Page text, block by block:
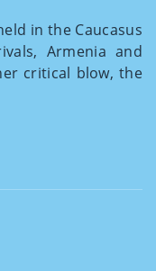
in the Caucasus
Armenia and
critical blow, the